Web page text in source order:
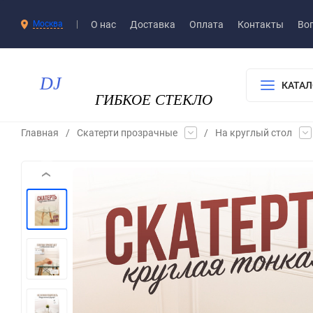
Москва О нас Доставка​ Оплата Контакты
Главная / Скатерти прозрачные / На круглый стол
‹